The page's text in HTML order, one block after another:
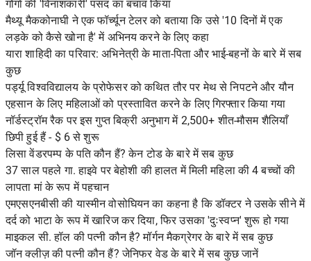
गोर्गा की 'विनाशकारी' पसंद का बचाव किया
मैथ्यू मैककोनाघी ने एक फॉर्च्यून टेलर को बताया कि उसे '10 दिनों में एक
लड़के को कैसे खोना है' में अभिनय करने के लिए कहा
यारा शाहिदी का परिवार: अभिनेत्री के माता-पिता और भाई-बहनों के बारे में सब
कुछ
पर्ड्यू विश्वविद्यालय के प्रोफेसर को कथित तौर पर मेथ से निपटने और यौन
एहसान के लिए महिलाओं को प्रस्तावित करने के लिए गिरफ्तार किया गया
नॉर्डस्ट्रॉम रैक पर इस गुप्त बिक्री अनुभाग में 2,500+ शीत-मौसम शैलियाँ
छिपी हुई हैं - $ 6 से शुरू
लिसा वेंडरपम्प के पति कौन हैं? केन टोड के बारे में सब कुछ
37 साल पहले गा. हाइवे पर बेहोशी की हालत में मिली महिला की 4 बच्चों की
लापता मां के रूप में पहचान
एमएसएनबीसी की यास्मीन वोसोघियन का कहना है कि डॉक्टर ने उसके सीने में
दर्द को भाटा के रूप में खारिज कर दिया, फिर उसका 'दुःस्वप्न' शुरू हो गया
माइकल सी. हॉल की पत्नी कौन है? मॉर्गन मैकग्रेगर के बारे में सब कुछ
जॉन क्लीज़ की पत्नी कौन हैं? जेनिफर वेड के बारे में सब कुछ जानें